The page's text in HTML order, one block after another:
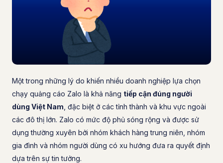
Một trong những lý do khiến nhiều doanh nghiệp lựa chọn
chạy quảng cáo Zalo là khả năng tiếp cận đúng người
dùng Việt Nam , đặc biệt ở các tỉnh thành và khu vực ngoài
các đô thị lớn. Zalo có mức độ phủ sóng rộng và được sử
dụng thường xuyên bởi nhóm khách hàng trung niên, nhóm
gia đình và nhóm người dùng có xu hướng đưa ra quyết định
dựa trên sự tin tưởng.